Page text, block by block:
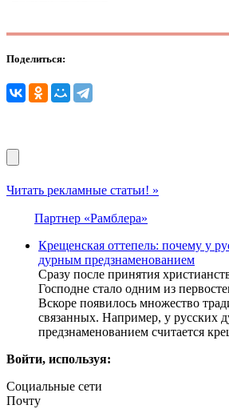
Поделиться:
Читать рекламные статьи! »
Партнер «Рамблера»
Крещенская оттепель: почему у
дурным предзнаменованием
Сразу после принятия
Господне стало одним из
Вскоре появилось множество
связанных. Например, у русских
предзнаменованием считается
Войти, используя:
Социальные сети
Почту